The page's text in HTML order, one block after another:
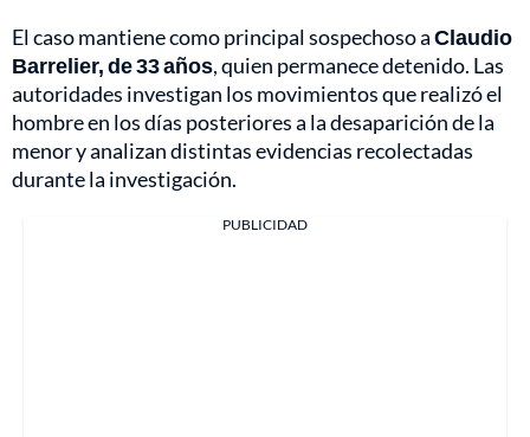
El caso mantiene como principal sospechoso aClaudio
Barrelier, de 33 años, quien permanece detenido. Las
autoridades investigan los movimientos que realizó el
hombre en los días posteriores a la desaparición de la
menor y analizan distintas evidencias recolectadas
durante la investigación.
PUBLICIDAD